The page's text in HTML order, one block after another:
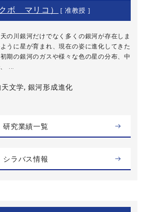
ボ マリコ） [ 准教授 ]
の川銀河だけでなく多くの銀河が存在しま
うに星が育まれ、現在の姿に進化してきた
期の銀河のガスや様々な色の星の分布、中
...
文学, 銀河形成進化
研究業績一覧
シラバス情報